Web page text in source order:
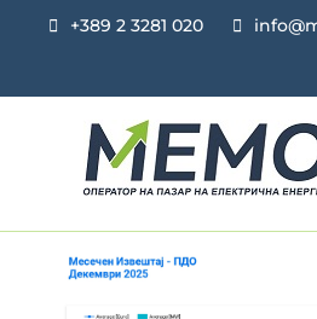
+389 2 3281 020